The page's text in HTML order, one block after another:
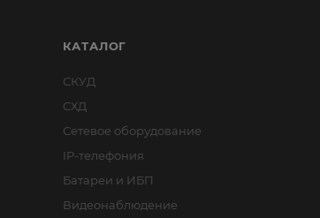
КАТАЛОГ
СКУД
СХД
Сетевое оборудование
IP-телефония
Батареи и ИБП
Видеонаблюдение